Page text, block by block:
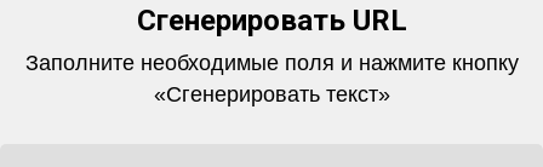
Сгенерировать URL
Заполните необходимые поля и нажмите кнопку
«Сгенерировать текст»